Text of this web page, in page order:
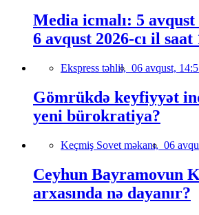
Media icmalı: 5 avqust
6 avqust 2026-cı il
Ekspress təhlil, 06 avqust,
Gömrükdə keyfiyyət
yeni bürokratiya?
Keçmiş Sovet məkanı, 06
Ceyhun Bayramovun
arxasında nə dayanır?